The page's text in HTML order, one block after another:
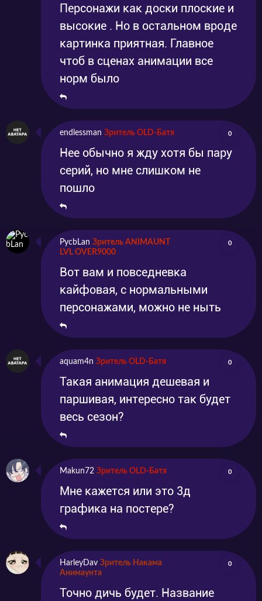
Персонажи как доски плоские и
высокие . Но в остальном вроде
картинка приятная. Главное
чтоб в сценах анимации все
норм было
endlessman Зритель OLD-Батя 0
Нее обычно я жду хотя бы пару
серий, но мне слишком не
пошло
PycbLan Зритель ANIMAUNT
LVL OVER9000
0
Вот вам и повседневка
кайфовая, с нормальными
персонажами, можно не ныть
aquam4n Зритель OLD-Батя 0
Такая анимация дешевая и
паршивая, интересно так будет
весь сезон?
Makun72 Зритель OLD-Батя 0
Мне кажется или это 3д
графика на постере?
HarleyDav Зритель Накама
Анимаунта
0
Точно дичь будет. Название